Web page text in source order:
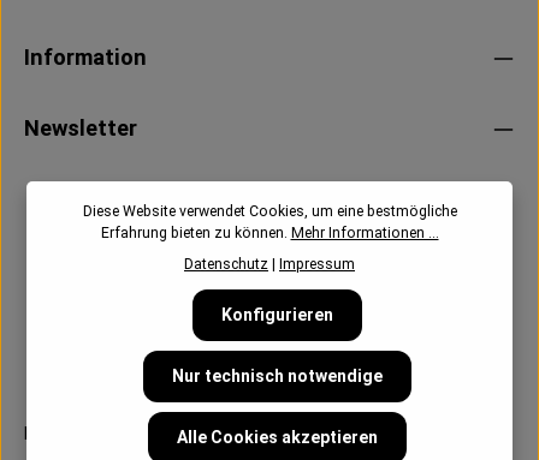
Information
Newsletter
Diese Website verwendet Cookies, um eine bestmögliche
Erfahrung bieten zu können. Mehr Informationen ...
Datenschutz
Impressum
Nur technisch notwendige
Konfigurieren
Alle Cookies akzeptieren